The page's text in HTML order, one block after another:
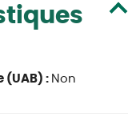
(UAB) : Non